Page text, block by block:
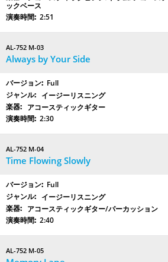
ックベース
2:51
AL-752 M-03
Always by Your Side
Full
イージーリスニング
アコースティックギター
2:30
AL-752 M-04
Time Flowing Slowly
Full
イージーリスニング
アコースティックギター/パーカッション
2:40
AL-752 M-05